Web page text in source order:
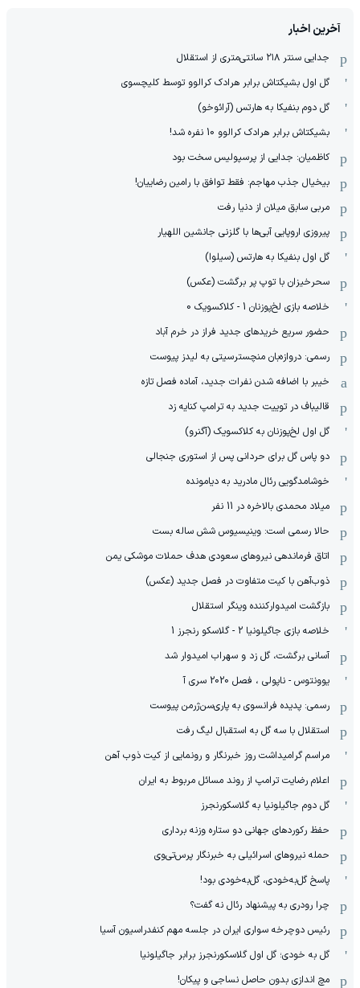
آخرین اخبار
جدایی سنتر ۲۱۸ سانتی‌متری از استقلال
گل اول بشیکتاش برابر هرادک کرالوو توسط کلیچسوی
گل دوم بنفیکا به هارتس (آرائوخو)
بشیکتاش برابر هرادک کرالوو 10 نفره شد!
کاظمیان: جدایی از پرسپولیس سخت بود
بیخیال جذب مهاجم: فقط توافق با رامین رضاییان!
مربی سابق میلان از دنیا رفت
پیروزی اروپایی آبی‌ها با گلزنی جانشین اللهیار
گل اول بنفیکا به هارتس (سیلوا)
سحرخیزان با توپ پر برگشت (عکس)
خلاصه بازی لخ‌پوزنان 1 - کلاکسویک 0
حضور سریع خریدهای جدید فراز در خرم آباد
رسمی: دروازه‌بان منچسترسیتی به لیدز پیوست
خیبر با اضافه شدن نفرات جدید، آماده فصل تازه
قالیباف در توییت جدید به ترامپ کنایه زد
گل اول لخ‌پوزنان به کلاکسویک (آگنرو)
دو پاس گل برای حردانی پس از استوری جنجالی
خوشامدگویی رئال مادرید به دیامونده
میلاد محمدی بالاخره در 11 نفر
حالا رسمی است: وینیسیوس شش ساله بست
اتاق فرماندهی نیروهای سعودی هدف حملات موشکی یمن
ذوب‌آهن با کیت متفاوت در فصل جدید (عکس)
بازگشت امیدوارکننده وینگر استقلال
خلاصه بازی جاگیلونیا 2 - گلاسکو رنجرز 1
آسانی برگشت، گل زد و سهراب امیدوار شد
یوونتوس - ناپولی ، فصل 2020 سری آ
رسمی: پدیده فرانسوی به پاری‌سن‌ژرمن پیوست
استقلال با سه گل به استقبال لیگ رفت
مراسم گرامیداشت روز خبرنگار و رونمایی از کیت ذوب آهن
اعلام رضایت ترامپ از روند مسائل مربوط به ایران
گل دوم جاگیلونیا به گلاسکورنجرز
حفظ رکوردهای جهانی دو ستاره وزنه برداری
حمله نیروهای اسرائیلی به خبرنگار پرس‌تی‌وی
پاسخ گل‌به‌خودی، گل‌به‌خودی بود!
چرا رودری به پیشنهاد رئال نه گفت؟
رئیس دوچرخه سواری ایران در جلسه مهم کنفدراسیون آسیا
گل به خودی؛ گل اول گلاسکورنجرز برابر جاگیلونیا
مچ اندازی بدون حاصل نساجی و پیکان!